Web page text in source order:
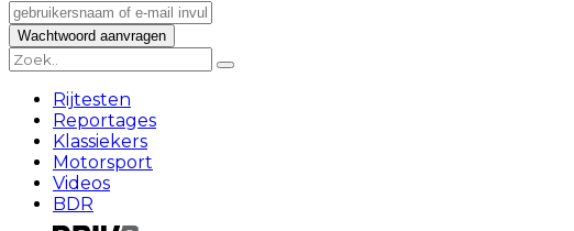
Rijtesten
Reportages
Klassiekers
Motorsport
Videos
BDR